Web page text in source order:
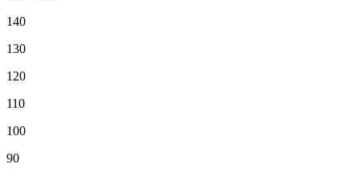
140
130
120
110
100
90